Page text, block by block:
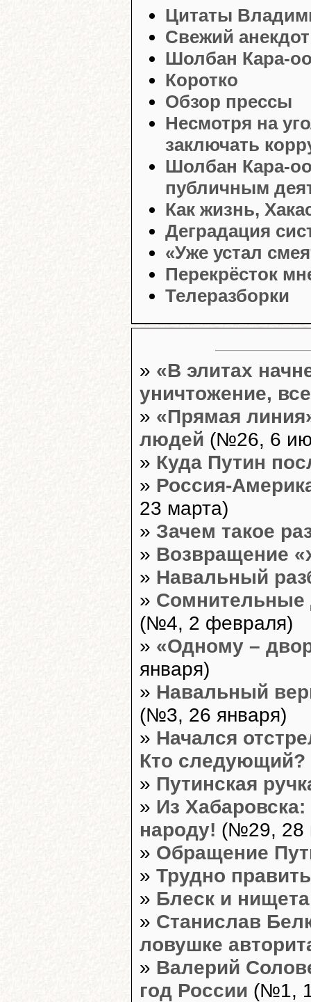
Цитаты
Свежий анекдот
Шолбан Кара-
Коротко
Обзор прессы
Несмотря на
заключать
Шолбан Кара-
публичным
Как жизнь,
Деградация
«Уже устал
Перекрёсток
Телеразборки
» «В элитах
уничтожение,
» «Прямая
людей (№26, 6
» Куда Путин
» Россия-
23 марта)
» Зачем такое
» Возвращение
» Навальный
» Сомнительные
(№4, 2 февраля)
» «Одному –
января)
» Навальный
(№3, 26 января)
» Начался
Кто следующий?
» Путинская
» Из
народу! (№29, 28
» Обращение
» Трудно
» Блеск и
» Станислав
ловушке
» Валерий
год России (№1,